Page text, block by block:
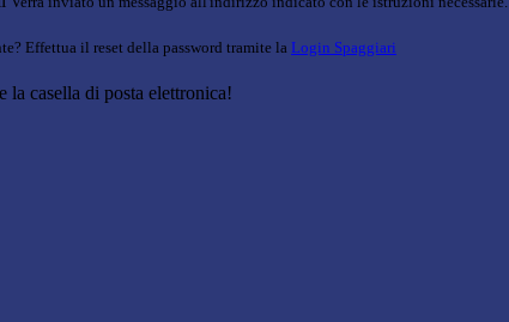
Effettua il reset della password tramite la Login Spaggiari
casella di posta elettronica!